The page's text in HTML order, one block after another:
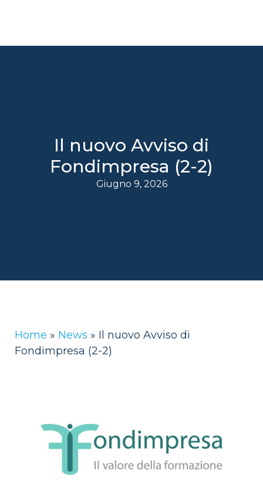
Il nuovo Avviso di
Fondimpresa (2-2)
Giugno 9, 2026
Home » News » Il nuovo Avviso di
Fondimpresa (2-2)